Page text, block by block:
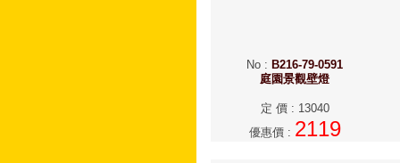
No : B216-79-0591
庭園景觀壁燈
定 價: 13040
優惠價: 2119